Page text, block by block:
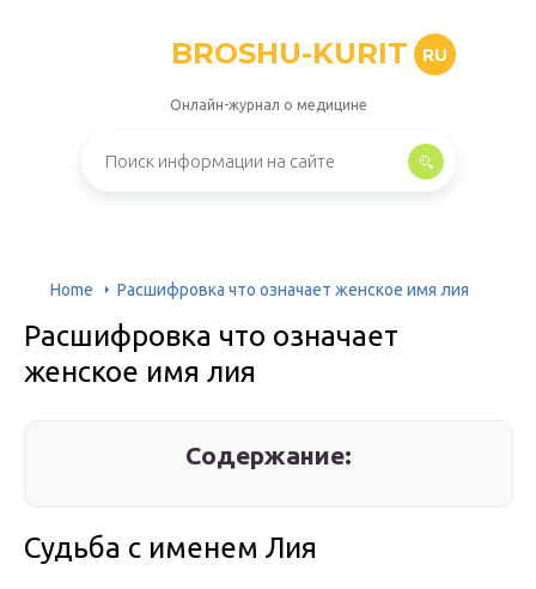
BROSHU-KURIT RU
Онлайн-журнал о медицине
Home Расшифровка что означает женское имя лия
Расшифровка что означает
женское имя лия
Содержание:
Судьба с именем Лия